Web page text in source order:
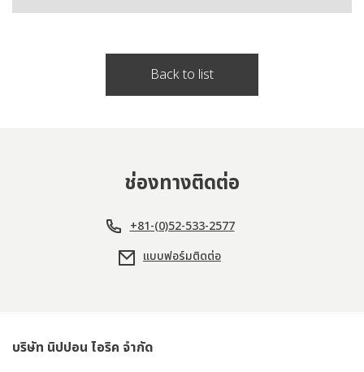
Back to list
ช่องทางติดต่อ
+81-(0)52-533-2577
แบบฟอร์มติดต่อ
บริษัท นิปปอน ไอริค จำกัด